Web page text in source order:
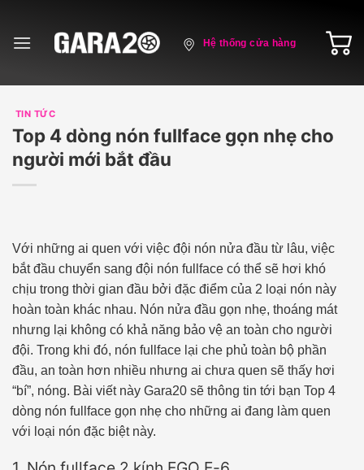
content
Hệ thống cửa hàng
TIN TỨC
Top 4 dòng nón fullface gọn nhẹ cho
người mới bắt đầu
Với những ai quen với việc đội nón nửa đầu từ lâu, việc
bắt đầu chuyển sang đội nón fullface có thể sẽ hơi khó
chịu trong thời gian đầu bởi đặc điểm của 2 loại nón này
hoàn toàn khác nhau. Nón nửa đầu gọn nhẹ, thoáng mát
nhưng lại không có khả năng bảo vệ an toàn cho người
đội. Trong khi đó, nón fullface lại che phủ toàn bộ phần
đầu, an toàn hơn nhiều nhưng ai chưa quen sẽ thấy hơi
“bí”, nóng. Bài viết này Gara20 sẽ thông tin tới bạn Top 4
dòng nón fullface gọn nhẹ cho những ai đang làm quen
với loại nón đặc biệt này.